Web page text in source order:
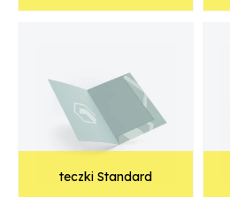
teczki Standard